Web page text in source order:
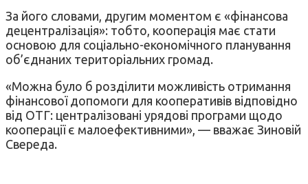
За його словами, другим моментом є «фінансова
децентралізація»: тобто, кооперація має стати
основою для соціально-економічного планування
об’єднаних територіальних громад.
«Можна було б розділити можливість отримання
фінансової допомоги для кооперативів відповідно
від ОТГ: централізовані урядові програми щодо
кооперації є малоефективними», — вважає Зиновій
Свереда.